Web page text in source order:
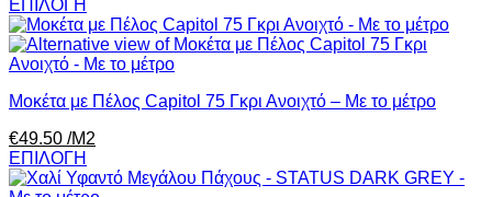
ΕΠΙΛΟΓΗ
Μοκέτα με Πέλος Capitol 75 Γκρι Ανοιχτό – Με το μέτρο
€49.50 /Μ2
ΕΠΙΛΟΓΗ